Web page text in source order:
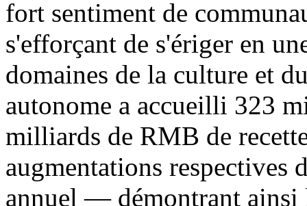
fort sentiment de
s'efforçant de s'ériger en
domaines de la culture et
autonome a accueilli 323
milliards de RMB de
augmentations respectives
annuel — démontrant ainsi